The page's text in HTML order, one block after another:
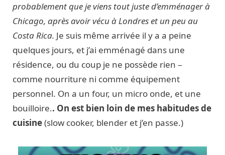
probablement que je viens tout juste d’emménager à
Chicago, après avoir vécu à Londres et un peu au
Costa Rica. Je suis même arrivée il y a a peine
quelques jours, et j’ai emménagé dans une
résidence, ou du coup je ne possède rien –
comme nourriture ni comme équipement
personnel. On a un four, un micro onde, et une
bouilloire.. On est bien loin de mes habitudes de
cuisine(slow cooker, blender et j’en passe.)